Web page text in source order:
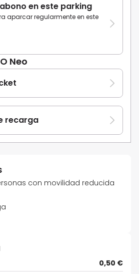
en este parking
aparcar regularmente en este
Neo
recarga
con movilidad reducida
0,50 €